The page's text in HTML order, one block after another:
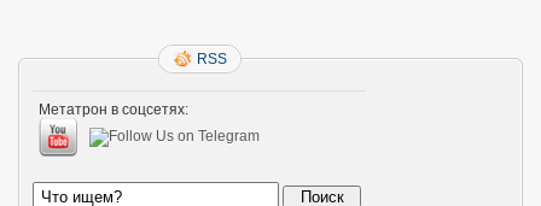
RSS
Метатрон в соцсетях: